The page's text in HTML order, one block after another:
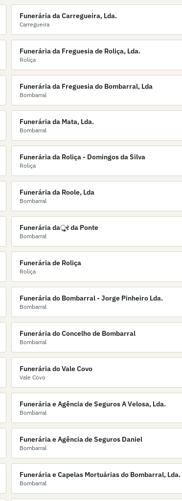
Funerária da Carregueira, Lda.
Carregueira
Funerária da Freguesia de Roliça, Lda.
Roliça
Funerária da Freguesia do Bombarral, Lda
Bombarral
Funerária da Mata, Lda.
Bombarral
Funerária da Roliça - Domingos da Silva
Roliça
Funerária da Roole, Lda
Bombarral
Funerária daુર da Ponte
Bombarral
Funerária de Roliça
Roliça
Funerária do Bombarral - Jorge Pinheiro Lda.
Bombarral
Funerária do Concelho de Bombarral
Bombarral
Funerária do Vale Covo
Vale Covo
Funerária e Agência de Seguros A Velosa, Lda.
Bombarral
Funerária e Agência de Seguros Daniel
Bombarral
Funerária e Capelas Mortuárias do Bombarral, Lda.
Bombarral